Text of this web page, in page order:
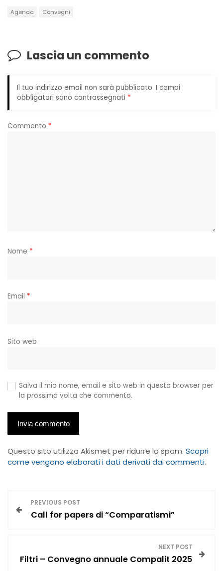
Agenda Convegni
Lascia un commento
Il tuo indirizzo email non sarà pubblicato. I campi
obbligatori sono contrassegnati *
Commento *
Nome *
Email *
Sito web
Salva il mio nome, email e sito web in questo browser per
la prossima volta che commento.
Questo sito utilizza Akismet per ridurre lo spam. Scopri
come vengono elaborati i dati derivati dai commenti.
PREVIOUS POST
Call for papers di “Comparatismi”
NEXT POST
Filtri – Convegno annuale Compalit 2025